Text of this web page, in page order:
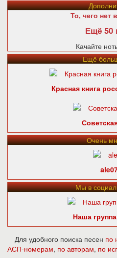
То, чего нет
Ещё 50
Качайте
Ещё
Красная книга
Очень
Мы в
Наша
Для удобного поиска песен по
АСП-номерам, по авторам, по